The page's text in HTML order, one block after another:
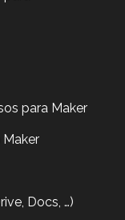
para Maker
Docs, …)